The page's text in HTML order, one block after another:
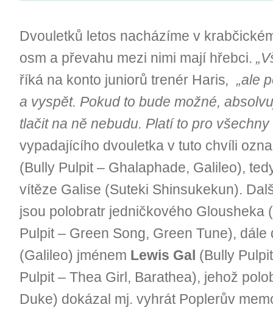
Dvouletků letos nacházíme v
osm a převahu mezi nimi mají hřebci.
říká na konto juniorů trenér Haris, „ale
a vyspět. Pokud to bude možné,
tlačit na ně nebudu. Platí to pro
vypadajícího dvouletka v tuto chvíli
(Bully Pulpit – Ghalaphade, Galileo),
vítěze Galise (Suteki Shinsukekun).
jsou polobratr jedničkového Glousheka
Pulpit – Green Song, Green Tune),
(Galileo) jménem Lewis Gal (Bully
Pulpit – Thea Girl, Barathea), jehož
Duke) dokázal mj. vyhrát Poplerův